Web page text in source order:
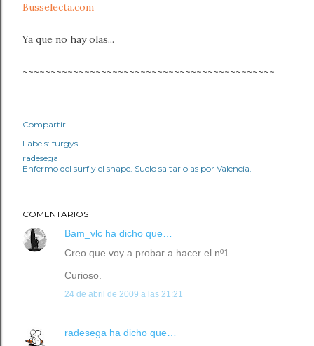
Busselecta.com
Ya que no hay olas...
~~~~~~~~~~~~~~~~~~~~~~~~~~~~~~~~~~~~~~~~~~~~~
Compartir
Labels: furgys
radesega
Enfermo del surf y el shape. Suelo saltar olas por Valencia.
COMENTARIOS
Bam_vlc ha dicho que…
Creo que voy a probar a hacer el nº1
Curioso.
24 de abril de 2009 a las 21:21
radesega ha dicho que…